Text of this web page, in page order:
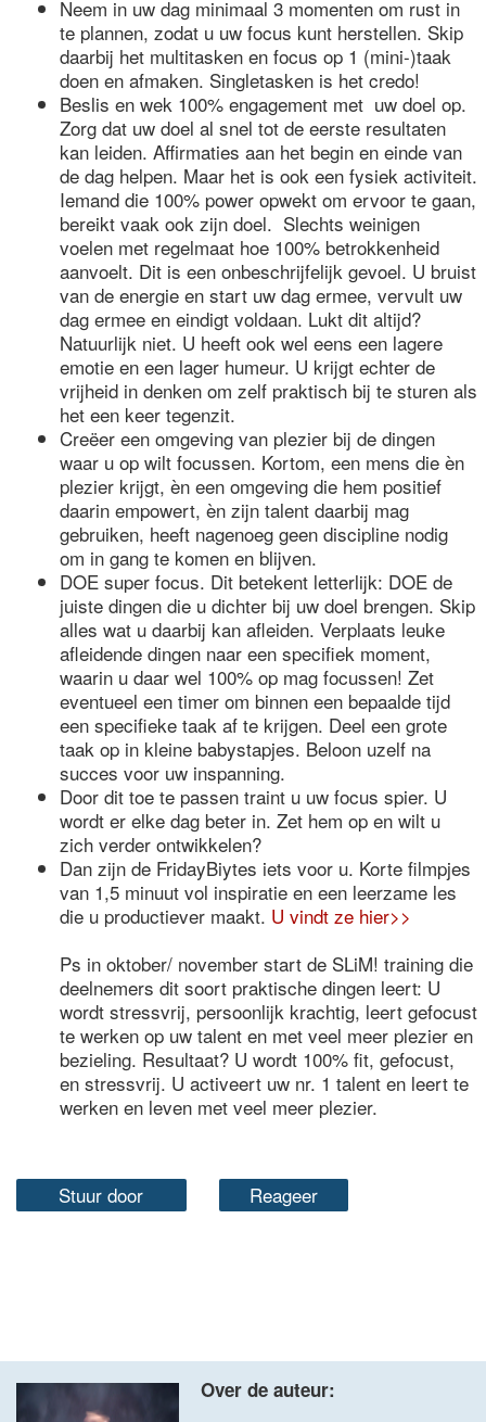
Neem in uw dag minimaal 3 momenten om rust in
te plannen, zodat u uw focus kunt herstellen. Skip
daarbij het multitasken en focus op 1 (mini-)taak
doen en afmaken. Singletasken is het credo!
Beslis en wek 100% engagement met uw doel op.
Zorg dat uw doel al snel tot de eerste resultaten
kan leiden. Affirmaties aan het begin en einde van
de dag helpen. Maar het is ook een fysiek activiteit.
Iemand die 100% power opwekt om ervoor te gaan,
bereikt vaak ook zijn doel. Slechts weinigen
voelen met regelmaat hoe 100% betrokkenheid
aanvoelt. Dit is een onbeschrijfelijk gevoel. U bruist
van de energie en start uw dag ermee, vervult uw
dag ermee en eindigt voldaan. Lukt dit altijd?
Natuurlijk niet. U heeft ook wel eens een lagere
emotie en een lager humeur. U krijgt echter de
vrijheid in denken om zelf praktisch bij te sturen als
het een keer tegenzit.
Creëer een omgeving van plezier bij de dingen
waar u op wilt focussen. Kortom, een mens die èn
plezier krijgt, èn een omgeving die hem positief
daarin empowert, èn zijn talent daarbij mag
gebruiken, heeft nagenoeg geen discipline nodig
om in gang te komen en blijven.
DOE super focus. Dit betekent letterlijk: DOE de
juiste dingen die u dichter bij uw doel brengen. Skip
alles wat u daarbij kan afleiden. Verplaats leuke
afleidende dingen naar een specifiek moment,
waarin u daar wel 100% op mag focussen! Zet
eventueel een timer om binnen een bepaalde tijd
een specifieke taak af te krijgen. Deel een grote
taak op in kleine babystapjes. Beloon uzelf na
succes voor uw inspanning.
Door dit toe te passen traint u uw focus spier. U
wordt er elke dag beter in. Zet hem op en wilt u
zich verder ontwikkelen?
Dan zijn de FridayBiytes iets voor u. Korte filmpjes
van 1,5 minuut vol inspiratie en een leerzame les
die u productiever maakt. U vindt ze hier>>
Ps in oktober/ november start de SLiM! training die
deelnemers dit soort praktische dingen leert: U
wordt stressvrij, persoonlijk krachtig, leert gefocust
te werken op uw talent en met veel meer plezier en
bezieling. Resultaat? U wordt 100% fit, gefocust,
en stressvrij. U activeert uw nr. 1 talent en leert te
werken en leven met veel meer plezier.
Stuur door Reageer
Over de auteur: